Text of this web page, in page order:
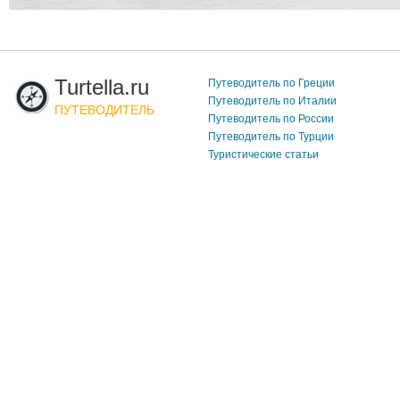
Turtella.ru
ПУТЕВОДИТЕЛЬ
Путеводитель по Греции
Путеводитель по Италии
Путеводитель по России
Путеводитель по Турции
Туристические статьи